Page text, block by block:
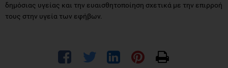
δημόσιας υγείας και την ευαισθητοποίηση σχετικά με την επιρροή
τους στην υγεία των εφήβων.